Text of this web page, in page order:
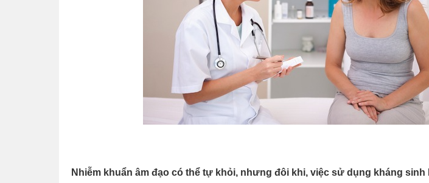
Nhiễm khuẩn âm đạo có thể tự khỏi, nhưng đôi khi, việc sử dụng kháng sinh